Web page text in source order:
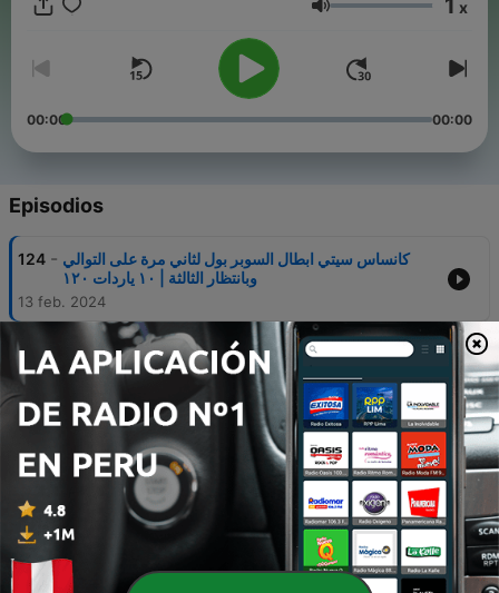
Volumen x
00:00 00:00
Episodios
124 - كانساس سيتي ابطال السوبر بول لثاني مرة على التوالي
وبانتظار الثالثة | ١٠ ياردات ١٢٠
13 feb. 2024
123 -
تحضيرات مكثفة للسوبر بول | كيف تتابع السويربول لو ما
إلك بالفوتبول؟
Tue, 6 Feb 2024 18:08:10 +0000
122 -
ماهومز يقود كانساس لثاني سوبر بول عالتوالي لينافس سان
فرانسيسكو على اللقب
30 ene. 2024
121 - الديفيجونال راوند: كانساس سيتي تتفوق بلقاء السحاب | أكبر
انتصار في تاريخ ديترويت
23 ene. 2024